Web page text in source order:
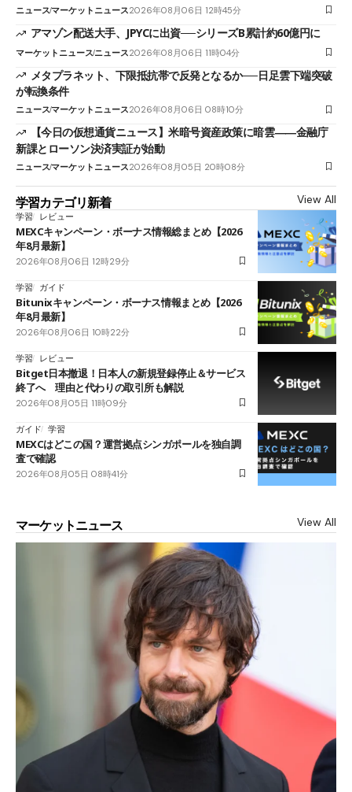
ニュースマーケットニュース2026年08月06日 12時45分
アマゾン配送大手、JPYCに出資──シリーズB累計約60億円に
マーケットニュースニュース2026年08月06日 11時04分
メタプラネット、下限抵抗帯で反発となるか──日足雲下端突破
が転換条件
ニュースマーケットニュース2026年08月06日 08時10分
【今日の仮想通貨ニュース】米暗号資産政策に暗雲――金融庁
新課とローソン決済実証が始動
ニュースマーケットニュース2026年08月05日 20時08分
学習カテゴリ新着 View All
学習 レビュー
MEXCキャンペーン・ボーナス情報総まとめ【2026
年8月最新】
2026年08月06日 12時29分
学習 ガイド
Bitunixキャンペーン・ボーナス情報まとめ【2026
年8月最新】
2026年08月06日 10時22分
学習 レビュー
Bitget日本撤退！日本人の新規登録停止＆サービス
終了へ 理由と代わりの取引所も解説
2026年08月05日 11時09分
ガイド 学習
MEXCはどこの国？運営拠点シンガポールを独自調
査で確認
2026年08月05日 08時41分
マーケットニュース View All